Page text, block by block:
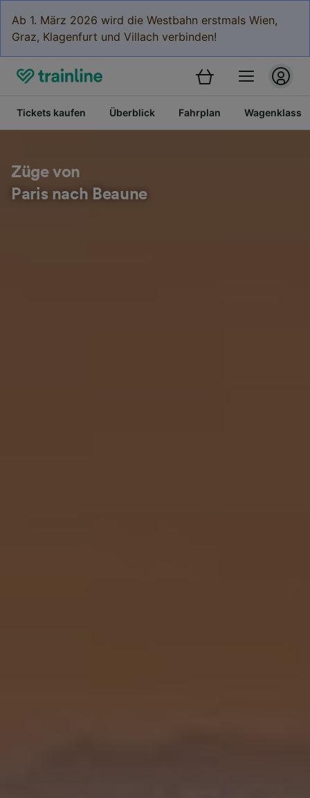
Ab 1. März 2026 wird die Westbahn erstmals Wien,
Graz, Klagenfurt und Villach verbinden!
Tickets kaufen Überblick Fahrplan
Züge von
Paris nach Beaune